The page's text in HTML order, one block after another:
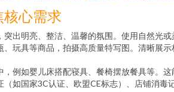
心需求
突出明亮、整洁、温馨的氛围。使用自然光
、玩具等商品，拍摄高质量特写图。清晰展
，例如婴儿床搭配寝具、餐椅摆放餐具等。
（如国家3C认证、欧盟CE标志）、店铺消